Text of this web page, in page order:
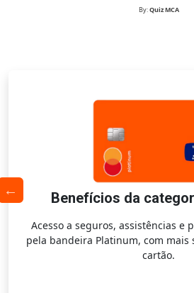
By:Quiz MCA
Benefícios da
Acesso a seguros, assistências e
pela bandeira Platinum, com mais
cartão.